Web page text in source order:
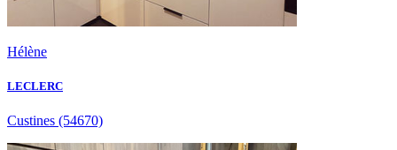
Hélène
LECLERC
Custines (54670)